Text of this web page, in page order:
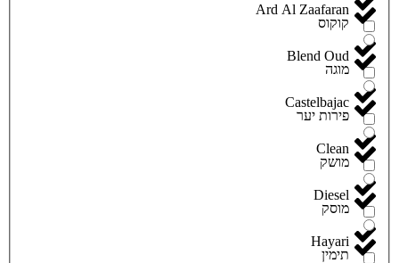
Ard Al Zaafaran
Blend Oud
Castelbajac
Clean
Diesel
Hayari
קוקוס
מוגה
פירות יער
מושק
מוסק
תימין